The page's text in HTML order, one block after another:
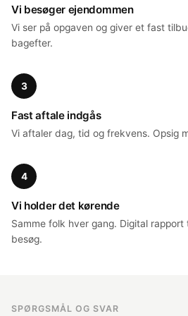
Vi besøger ejendommen
Vi ser på opgaven og giver et fast
bagefter.
3
Fast aftale indgås
Vi aftaler dag, tid og frekvens. Opsig
4
Vi holder det kørende
Samme folk hver gang. Digital
besøg.
SPØRGSMÅL OG SVAR